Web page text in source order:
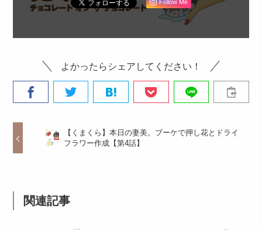
Follow Me
よかったらシェアしてください！
【くまくら】本日の妻美。ブーケで押し花とドライ
フラワー作成【第4話】
関連記事